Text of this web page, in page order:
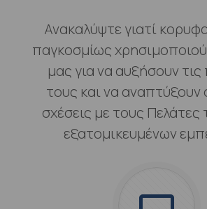
Ανακαλύψτε γιατί
παγκοσμίως
μας για να αυξήσουν
τους και να αναπτύξουν
σχέσεις με τους
εξατομικευμένων